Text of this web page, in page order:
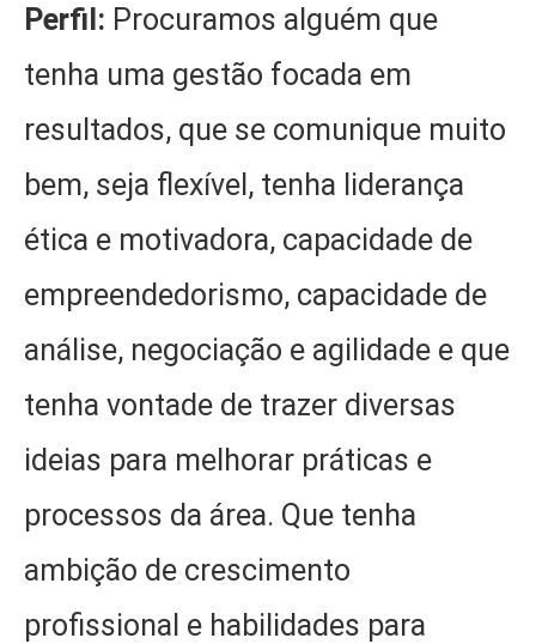
Perfil: Procuramos alguém que
tenha uma gestão focada em
resultados, que se comunique muito
bem, seja flexível, tenha liderança
ética e motivadora, capacidade de
empreendedorismo, capacidade de
análise, negociação e agilidade e que
tenha vontade de trazer diversas
ideias para melhorar práticas e
processos da área. Que tenha
ambição de crescimento
profissional e habilidades para